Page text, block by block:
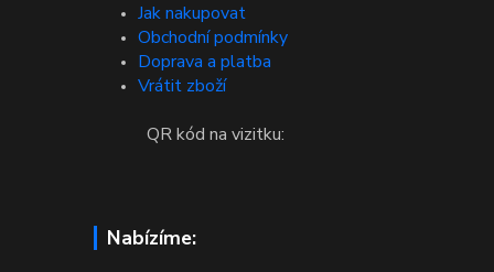
Jak nakupovat
Obchodní podmínky
Doprava a platba
Vrátit zboží
QR kód na vizitku:
Nabízíme: